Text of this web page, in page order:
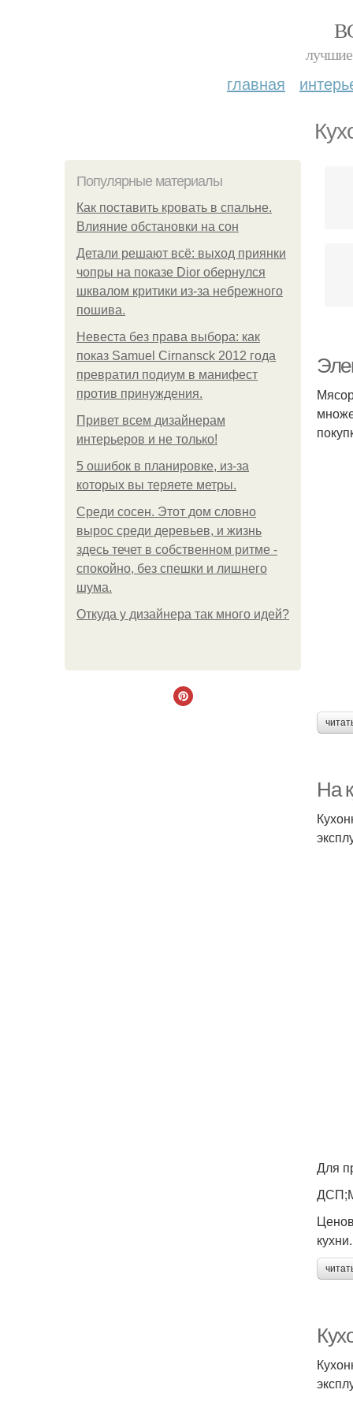
лучшие
главная
Популярные материалы
Как поставить кровать в спальне.
Влияние обстановки на сон
Детали решают всё: выход приянки
чопры на показе Dior обернулся
шквалом критики из-за небрежного
пошива.
Невеста без права выбора: как
показ Samuel Cirnansck 2012 года
превратил подиум в манифест
против принуждения.
Привет всем дизайнерам
интерьеров и не только!
5 ошибок в планировке, из-за
которых вы теряете метры.
Среди сосен. Этот дом словно
вырос среди деревьев, и жизнь
здесь течет в собственном ритме -
спокойно, без спешки и лишнего
шума.
Откуда у дизайнера так много идей?
На
Для
кухни.